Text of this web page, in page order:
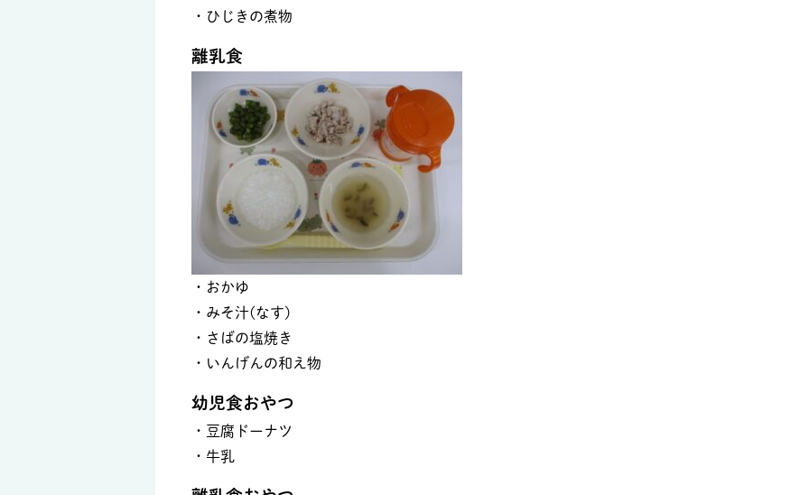
・ひじきの煮物
離乳食
・おかゆ
・みそ汁(なす)
・さばの塩焼き
・いんげんの和え物
幼児食おやつ
・豆腐ドーナツ
・牛乳